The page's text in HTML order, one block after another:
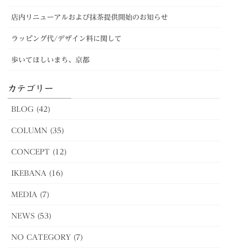
店内リニューアルおよび抹茶提供開始のお知らせ
ラッピング代/デザイン料に関して
歩いてほしいまち、京都
カテゴリー
BLOG (42)
COLUMN (35)
CONCEPT (12)
IKEBANA (16)
MEDIA (7)
NEWS (53)
NO CATEGORY (7)